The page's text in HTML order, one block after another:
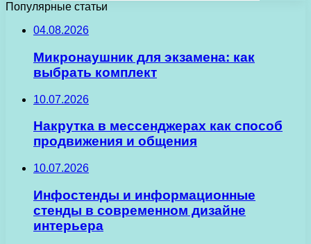
Популярные статьи
04.08.2026
Микронаушник для экзамена: как
выбрать комплект
10.07.2026
Накрутка в мессенджерах как способ
продвижения и общения
10.07.2026
Инфостенды и информационные
стенды в современном дизайне
интерьера